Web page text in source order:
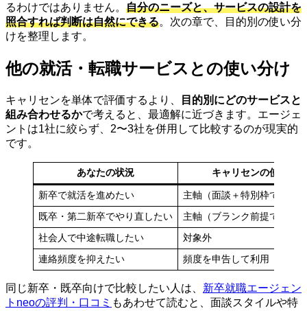
るわけではありません。 自分のニーズと、サービスの設計を
照合すれば判断は自然にできる。次の章で、目的別の使い分
けを整理します。
他の就活・転職サービスとの使い分け
キャリセンを単体で評価するより、
目的別にどのサービスと
組み合わせるかで考えると、最適解に近づきます。エージェ
ントは1社に絞らず、2〜3社を併用して比較するのが現実的
です。
あなたの状況 キャリセンの使い方
新卒で就活を進めたい 主軸（面談＋特別枠で母数
既卒・第二新卒でやり直したい 主軸（ブランク前提で伴走）
社会人で中途転職したい 対象外
連絡頻度を抑えたい 頻度を申告して利用
同じ新卒・既卒向けで比較したい人は、 新卒就職エージェン
トneoの評判・口コミ もあわせて読むと、面談スタイルや特